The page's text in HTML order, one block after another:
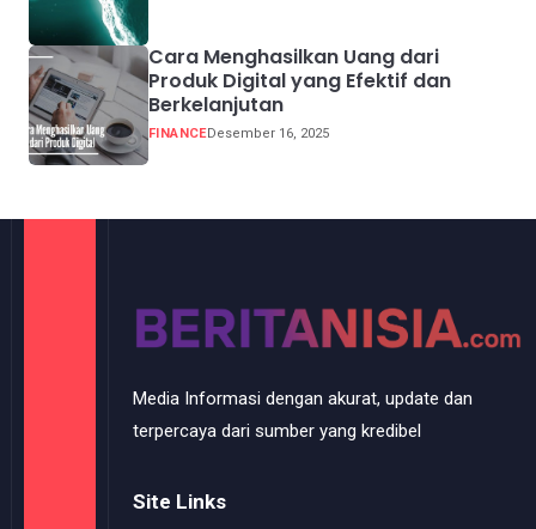
Cara Menghasilkan Uang dari
Produk Digital yang Efektif dan
Berkelanjutan
FINANCEDesember 16, 2025
Media Informasi dengan akurat, update dan
terpercaya dari sumber yang kredibel
Site Links